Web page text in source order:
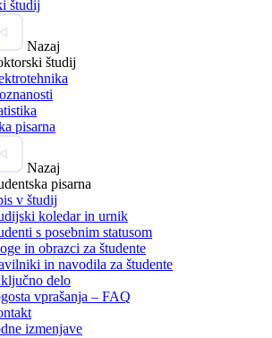
študij
Nazaj
študij
pisarna
Nazaj
pisarna
v študij
koledar in urnik
s posebnim statusom
in obrazci za študente
in navodila za študente
delo
vprašanja – FAQ
izmenjave